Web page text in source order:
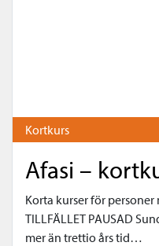
Kortkurs
Afasi –
Korta kurser för personer
TILLFÄLLET PAUSAD
mer än trettio års tid…